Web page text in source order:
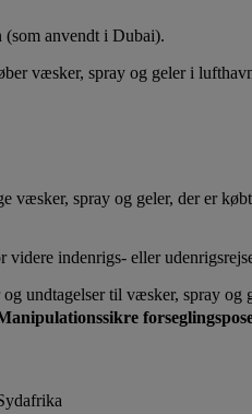
anvendt i Dubai).
væsker, spray og geler i
væsker, spray og geler, der er
videre indenrigs- eller
undtagelser til væsker, spray og